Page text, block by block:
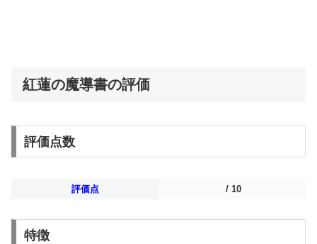
紅蓮の魔導書の評価
評価点数
評価点 / 10
特徴